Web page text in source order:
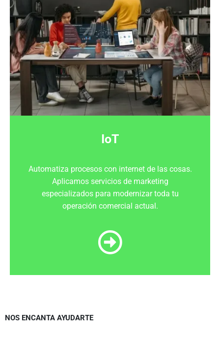
IoT
Automatiza procesoscon internet de las cosas.
Aplicamos servicios de marketing
especializados para modernizar toda tu
operación comercial actual.
NOS ENCANTA AYUDARTE